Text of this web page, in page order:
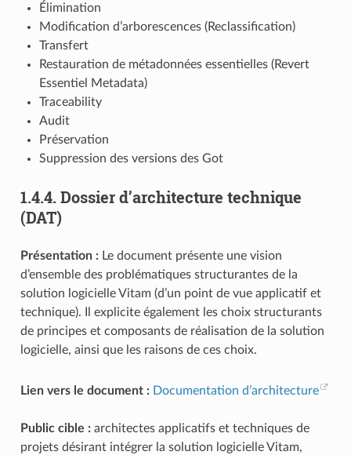
Élimination
Modification d’arborescences (Reclassification)
Transfert
Restauration de métadonnées essentielles (Revert
Essentiel Metadata)
Traceability
Audit
Préservation
Suppression des versions des Got
1.4.4. Dossier d’architecture technique
(DAT)
Présentation :Le document présente une vision
d’ensemble des problématiques structurantes de la
solution logicielle Vitam (d’un point de vue applicatif et
technique). Il explicite également les choix structurants
de principes et composants de réalisation de la solution
logicielle, ainsi que les raisons de ces choix.
Lien vers le document : Documentation d’architecture
Public cible :architectes applicatifs et techniques de
projets désirant intégrer la solution logicielle Vitam,